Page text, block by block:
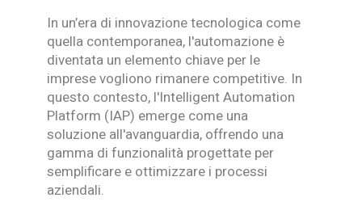
In un’era di innovazione tecnologica come
quella contemporanea, l'automazione è
diventata un elemento chiave per le
imprese vogliono rimanere competitive. In
questo contesto, l'Intelligent Automation
Platform (IAP) emerge come una
soluzione all'avanguardia, offrendo una
gamma di funzionalità progettate per
semplificare e ottimizzare i processi
aziendali.